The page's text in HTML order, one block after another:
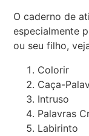
O caderno de
especialmente
ou seu filho,
Colorir
Caça-
Intruso
Palavras
Labirinto